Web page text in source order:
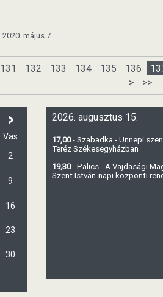
2020. május 7.
131 132 133 134 135 136
>
>>
>
Vas
2
9
16
23
30
2026. augusztus 15.
17,00- Szabadka - Ünnepi
Teréz Székesegyházban
19,30- Palics - A Vajdasági
Szent István-napi központi